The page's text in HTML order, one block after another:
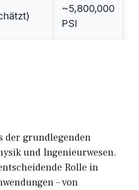
~5,800,000
PSI
der grundlegenden
und Ingenieurwesen.
Rolle in
– von